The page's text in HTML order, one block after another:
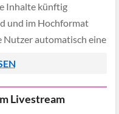
Inhalte künftig
und im Hochformat
Nutzer automatisch eine
[…]
Livestream